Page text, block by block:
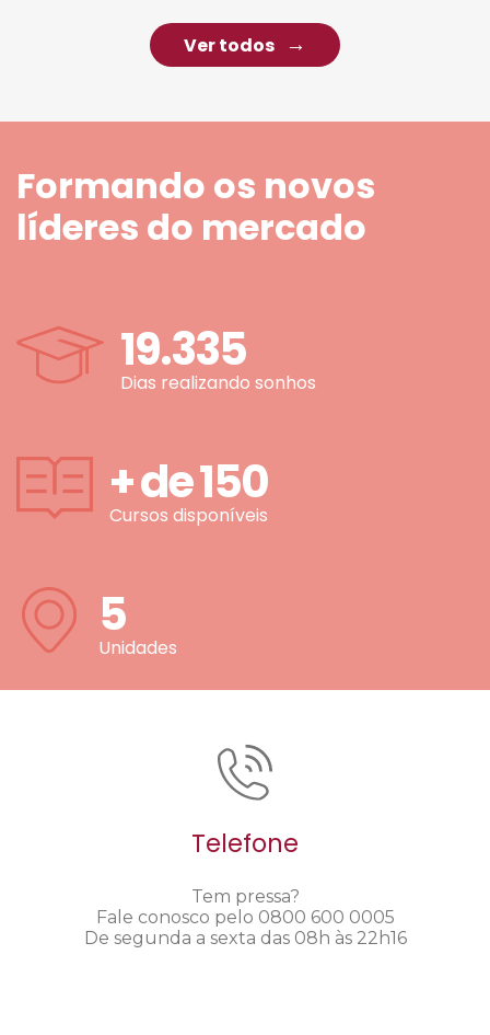
Ver todos
Formando os novos
líderes do mercado
19.335
Dias realizando sonhos
+ de150
Cursos disponíveis
5
Unidades
Telefone
Tem pressa?
Fale conosco pelo 0800 600 0005
De segunda a sexta das 08h às 22h16